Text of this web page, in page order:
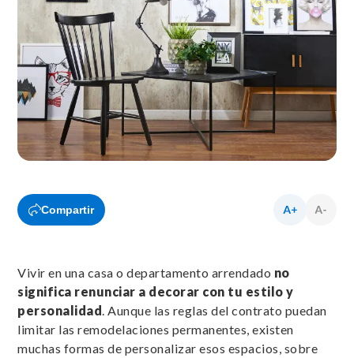
Compartir
Vivir en una casa o departamento arrendado no
significa renunciar a decorar con tu estilo y
personalidad. Aunque las reglas del contrato puedan
limitar las remodelaciones permanentes, existen
muchas formas de personalizar esos espacios, sobre